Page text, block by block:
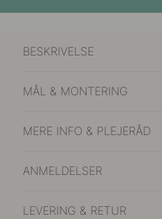
BESKRIVELSE
MÅL & MONTERING
MERE INFO & PLEJERÅD
ANMELDELSER
LEVERING & RETUR